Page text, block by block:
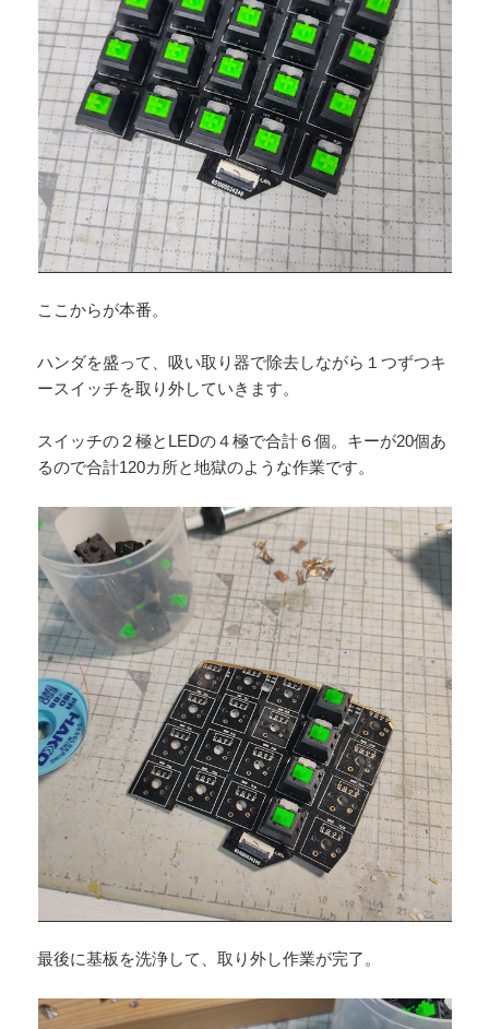
ここからが本番。
ハンダを盛って、吸い取り器で除去しながら１つずつキ
ースイッチを取り外していきます。
スイッチの２極とLEDの４極で合計６個。キーが20個あ
るので合計120カ所と地獄のような作業です。
最後に基板を洗浄して、取り外し作業が完了。